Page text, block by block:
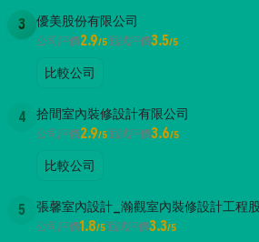
3 優美股份有限公司
公司評價2.9/5面試評價3.5/5
比較公司
4 拾間室內裝修設計有限公司
公司評價2.9/5面試評價3.6/5
比較公司
5 張馨室內設計_瀚觀室內裝修設計工程
公司評價1.8/5面試評價3.3/5